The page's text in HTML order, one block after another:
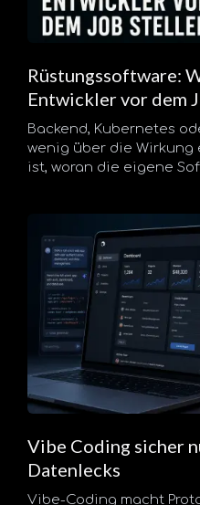
Rüstungssoftware:
Entwickler vor dem
Backend, Kubernetes
wenig über die Wirkung
ist, woran die eigene
Vibe Coding sicher
Datenlecks
Vibe-Coding macht